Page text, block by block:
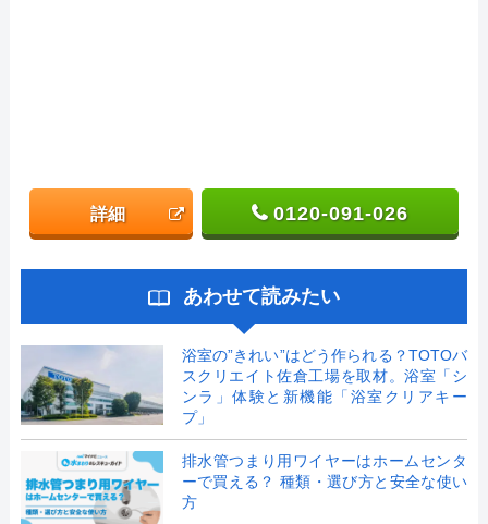
詳細 0120-091-026
あわせて読みたい
浴室の”きれい”はどう作られる？TOTOバ
スクリエイト佐倉工場を取材。浴室「シ
ンラ」体験と新機能「浴室クリアキー
プ」
排水管つまり用ワイヤーはホームセンタ
ーで買える？ 種類・選び方と安全な使い
方